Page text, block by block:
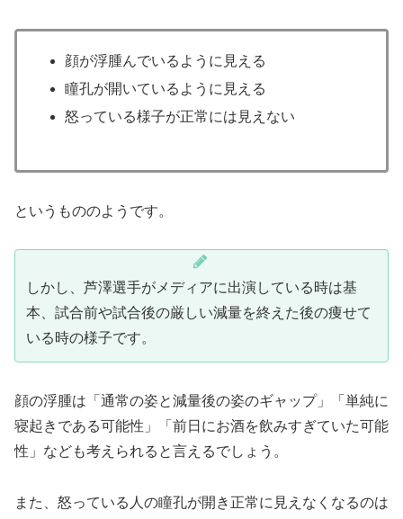
顔が浮腫んでいるように見える
瞳孔が開いているように見える
怒っている様子が正常には見えない
というもののようです。
しかし、芦澤選手がメディアに出演している時は基
本、試合前や試合後の厳しい減量を終えた後の痩せて
いる時の様子です。
顔の浮腫は「通常の姿と減量後の姿のギャップ」「単純に
寝起きである可能性」「前日にお酒を飲みすぎていた可能
性」なども考えられると言えるでしょう。
また、怒っている人の瞳孔が開き正常に見えなくなるのは